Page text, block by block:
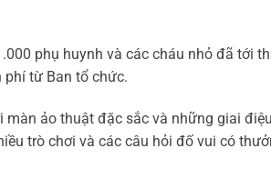
phụ huynh và các cháu nhỏ đã tới
từ Ban tổ chức.
ảo thuật đặc sắc và những giai điệu
trò chơi và các câu hỏi đố vui có